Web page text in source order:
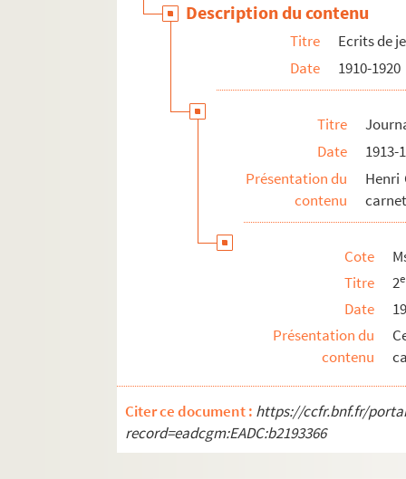
Description du contenu
Titre
Ecrits de
Date
1910-1920
Titre
Date
1913-
Présentation du
contenu
Henri
Cote
Titre
2e
Date
Présentation du
contenu
Citer ce document : https://ccfr.bnf.fr/
record=eadcgm:EADC:b2193366